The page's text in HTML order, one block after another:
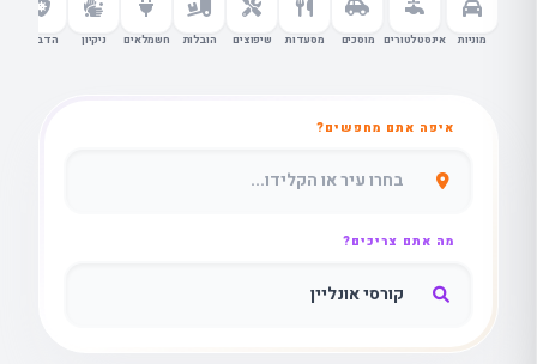
מוניות אינסטלטורים מוסכים מסעדות שיפוצים הובלות חשמלאים ניקיון הדברה
איפה אתם מחפשים?
מה אתם צריכים?